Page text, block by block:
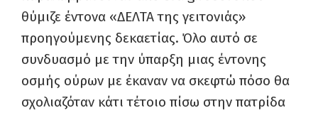
θύμιζε έντονα «ΔΕΛΤΑ της γειτονιάς»
προηγούμενης δεκαετίας. Όλο αυτό σε
συνδυασμό με την ύπαρξη μιας έντονης
οσμής ούρων με έκαναν να σκεφτώ πόσο θα
σχολιαζόταν κάτι τέτοιο πίσω στην πατρίδα